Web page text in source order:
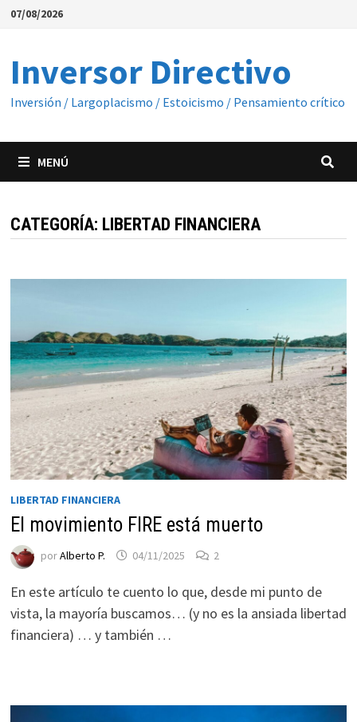
Saltar
07/08/2026
Inversor Directivo
Inversión / Largoplacismo / Estoicismo / Pensamiento crítico
MENÚ
CATEGORÍA: LIBERTAD FINANCIERA
LIBERTAD FINANCIERA
El movimiento FIRE está muerto
porAlberto P. 04/11/2025 2
En este artículo te cuento lo que, desde mi punto de
vista, la mayoría buscamos… (y no es la ansiada libertad
financiera) … y también …
Necesarias
Estas
cookies no
son
opcionales.